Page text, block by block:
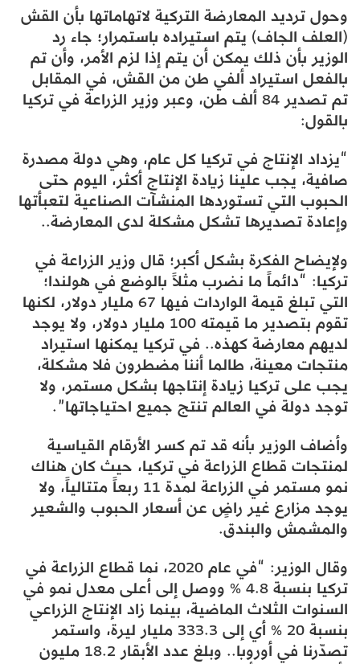
وحول ترديد المعارضة التركية لاتهاماتها بأن القش
(العلف الجاف) يتم استيراده باستمرار؛ جاء رد
الوزير بأن ذلك يمكن أن يتم إذا لزم الأمر، وأن تم
بالفعل استيراد ألفي طن من القش، في المقابل
تم تصدير 84 ألف طن، وعبر وزير الزراعة في تركيا
بالقول:
“يزداد الإنتاج في تركيا كل عام، وهي دولة مصدرة
صافية، يجب علينا زيادة الإنتاج أكثر، اليوم حتى
الحبوب التي تستوردها المنشآت الصناعية لتعبأتها
وإعادة تصديرها تشكل مشكلة لدى المعارضة..
ولإيضاح الفكرة بشكل أكبر؛ قال وزير الزراعة في
تركيا: “دائماً ما نضرب مثلاً بالوضع في هولندا؛
التي تبلغ قيمة الواردات فيها 67 مليار دولار، لكنها
تقوم بتصدير ما قيمته 100 مليار دولار، ولا يوجد
لديهم معارضة كهذه.. في تركيا يمكنها استيراد
منتجات معينة، طالما أننا مضطرون فلا مشكلة،
يجب على تركيا زيادة إنتاجها بشكل مستمر، ولا
توجد دولة في العالم تنتج جميع احتياجاتها”.
وأضاف الوزير بأنه قد تم كسر الأرقام القياسية
لمنتجات قطاع الزراعة في تركيا، حيث كان هناك
نمو مستمر في الزراعة لمدة 11 ربعاً متتالياً، ولا
يوجد مزارع غير راضٍ عن أسعار الحبوب والشعير
والمشمش والبندق.
وقال الوزير: “في عام 2020، نما قطاع الزراعة في
تركيا بنسبة 4.8 % ووصل إلى أعلى معدل نمو في
السنوات الثلاث الماضية، بينما زاد الإنتاج الزراعي
بنسبة 20 % أي إلى 333.3 مليار ليرة، واستمر
تصدّرنا في أوروبا.. وبلغ عدد الأبقار 18.2 مليون